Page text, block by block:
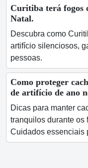
Curitiba terá fogos
Natal.
Descubra como
artifício silenciosos,
pessoas.
Como proteger
de artifício de ano
Dicas para manter
tranquilos durante os
Cuidados essenciais